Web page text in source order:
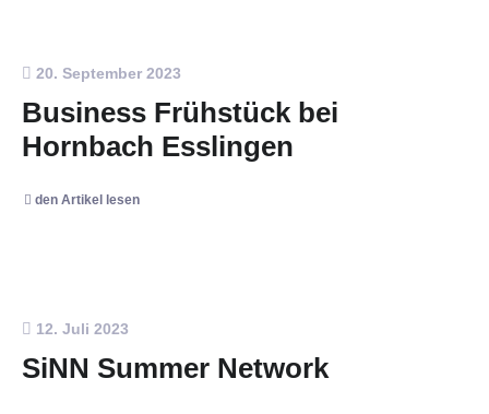
20. September 2023
Business Frühstück bei
Hornbach Esslingen
den Artikel lesen
12. Juli 2023
SiNN Summer Network